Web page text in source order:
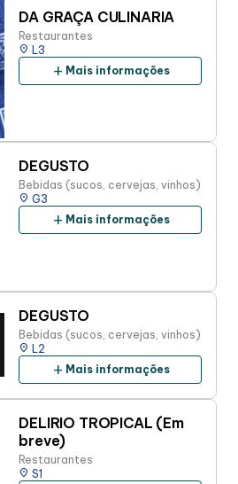
DA GRAÇA CULINARIA
Restaurantes
place L3
add Mais informações
DEGUSTO
Bebidas (sucos, cervejas, vinhos)
place G3
add Mais informações
DEGUSTO
Bebidas (sucos, cervejas, vinhos)
place L2
add Mais informações
DELIRIO TROPICAL (Em
breve)
Restaurantes
place S1